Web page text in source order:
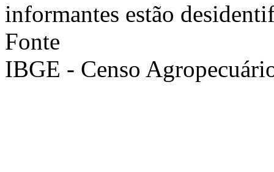
informantes estão
Fonte
IBGE - Censo